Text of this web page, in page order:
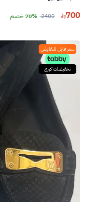
700
2400 70% خصم
سعر قابل للتفاوض
تخفيضات كبرى